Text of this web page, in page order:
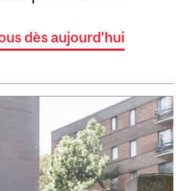
dès aujourd'hui